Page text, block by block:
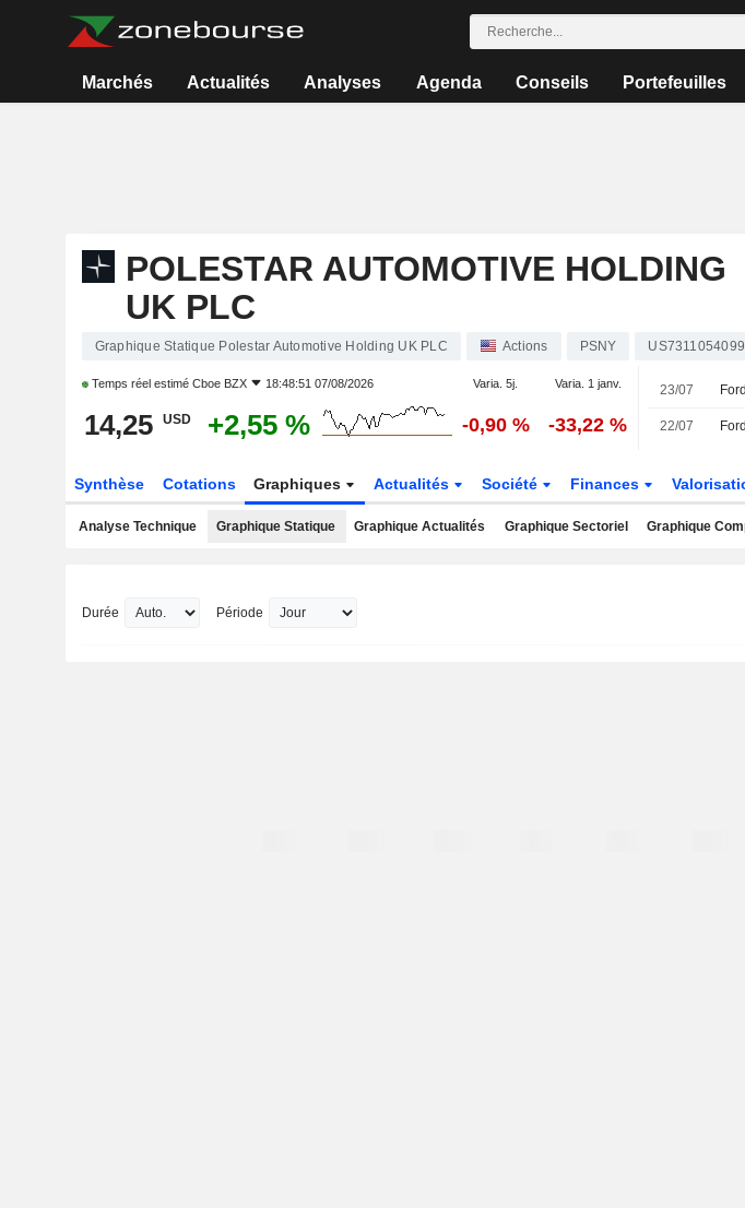
Marchés Actualités Analyses Agenda Conseils Portefeuilles
POLESTAR AUTOMOTIVE HOLDING
UK PLC
Graphique Statique Polestar Automotive Holding UK PLC Actions PSNY US7311054099
Temps réel estimé Cboe BZX 18:48:51 07/08/2026 Varia. 5j. Varia. 1 janv.
14,25 USD +2,55 % -0,90 % -33,22 %
23/07
22/07
Synthèse Cotations Graphiques Actualités Société Finances
Analyse Technique Graphique Statique Graphique Actualités Graphique Sectoriel Graphique
Durée Période